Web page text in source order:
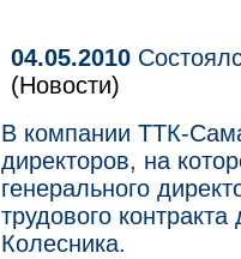
04.05.2010
(Новости)
В компании ТТК-
директоров, на
генерального
трудового
Колесника.